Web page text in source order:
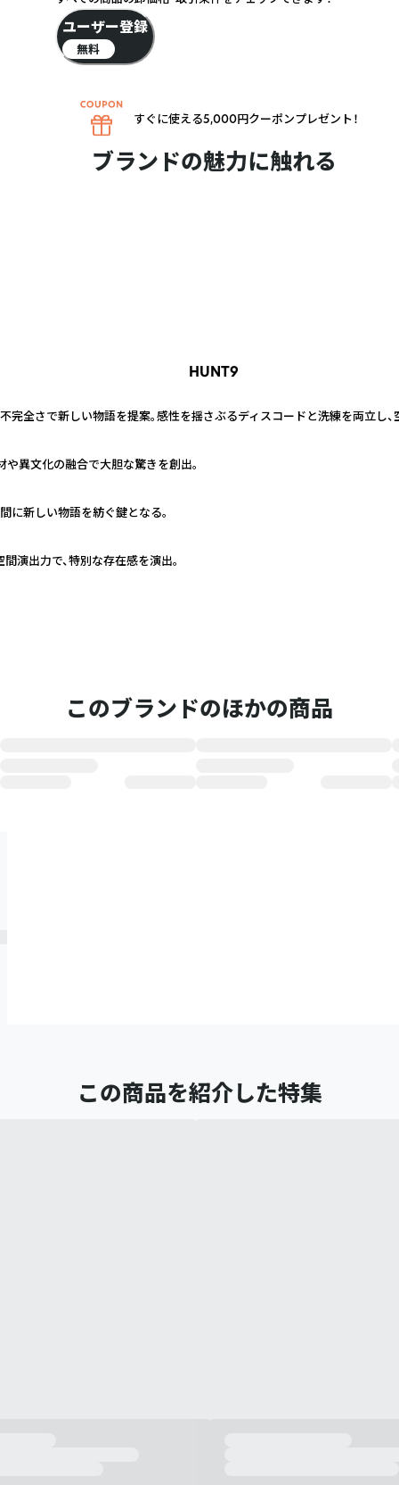
ブランドの魅力に触れる
HUNT9
完全さで新しい物語を提案。感性を揺さぶるディスコードと洗練を両立し
や異文化の融合で大胆な驚きを創出。
に新しい物語を紡ぐ鍵となる。
演出力で、特別な存在感を演出。
このブランドのほかの商品
この商品を紹介した特集
ユーザー登録
無料
すぐに使える5,000円クーポンプレゼント！